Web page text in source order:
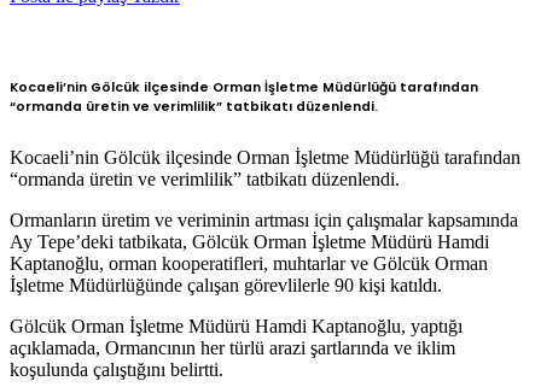
Kocaeli’nin Gölcük ilçesinde Orman İşletme Müdürlüğü tarafından
“ormanda üretin ve verimlilik” tatbikatı düzenlendi.
Kocaeli’nin Gölcük ilçesinde Orman İşletme Müdürlüğü tarafından
“ormanda üretin ve verimlilik” tatbikatı düzenlendi.
Ormanların üretim ve veriminin artması için çalışmalar kapsamında
Ay Tepe’deki tatbikata, Gölcük Orman İşletme Müdürü Hamdi
Kaptanoğlu, orman kooperatifleri, muhtarlar ve Gölcük Orman
İşletme Müdürlüğünde çalışan görevlilerle 90 kişi katıldı.
Gölcük Orman İşletme Müdürü Hamdi Kaptanoğlu, yaptığı
açıklamada, Ormancının her türlü arazi şartlarında ve iklim
koşulunda çalıştığını belirtti.